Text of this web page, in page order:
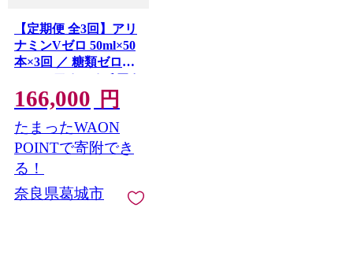
【定期便 全3回】アリ
ナミンVゼロ 50ml×50
本×3回 ／ 糖類ゼロ
ZERO フルスルチアミ
ン タウリン 疲労回復
予防 回復 リフレッシ
ュ 頑張りたい 不調 疲
れやすい だるい 頭の
疲れ エネルギー不足
集中 仕事 勉強 体力低
下 食欲不振 栄養補給
166,000 円
たまったWAON
POINTで寄附でき
る！
奈良県葛城市